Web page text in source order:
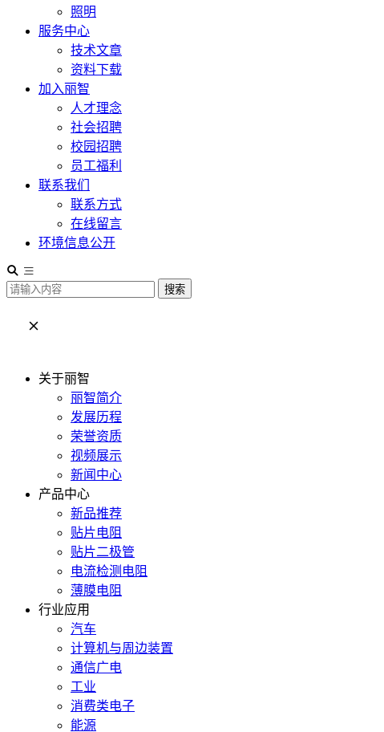
照明
服务中心
技术文章
资料下载
加入丽智
人才理念
社会招聘
校园招聘
员工福利
联系我们
联系方式
在线留言
环境信息公开
搜索
关于丽智
丽智简介
发展历程
荣誉资质
视频展示
新闻中心
产品中心
新品推荐
贴片电阻
贴片二极管
电流检测电阻
薄膜电阻
行业应用
汽车
计算机与周边装置
通信广电
工业
消费类电子
能源